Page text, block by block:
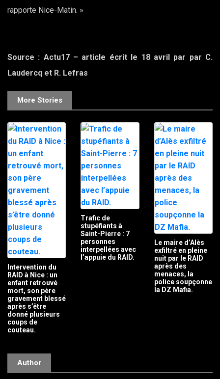
rapporte Nice-Matin. »
Source : Actu17 – article écrit le 18 avril par par C.
Laudercq et R. Lefras
More Stories
Intervention du
RAID à Nice : un
enfant retrouvé
mort, son père
gravement blessé
après s’être
donné plusieurs
coups de
couteau.
Trafic de
stupéfiants à
Saint-Pierre : 7
personnes
interpellées avec
l’appuie du RAID.
Le maire d’Alès
exfiltré en pleine
nuit par le RAID
après des
menaces, la
police soupçonne
la DZ Mafia.
Author